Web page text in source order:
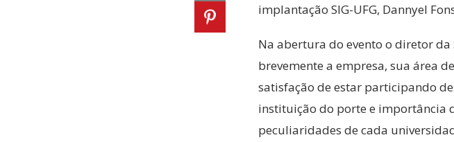
implantação SIG-UFG, Dannyel
Na abertura do evento o diretor da
brevemente a empresa, sua área
satisfação de estar participando
instituição do porte e importância
peculiaridades de cada